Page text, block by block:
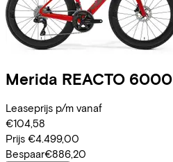
Merida REACTO 6000
Leaseprijs p/m vanaf
€104,58
Prijs €4.499,00
Bespaar€886,20